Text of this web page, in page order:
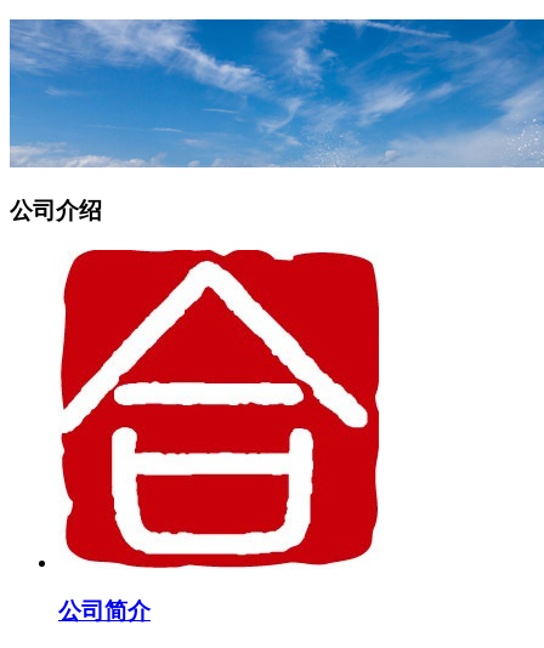
公司介绍
公司简介